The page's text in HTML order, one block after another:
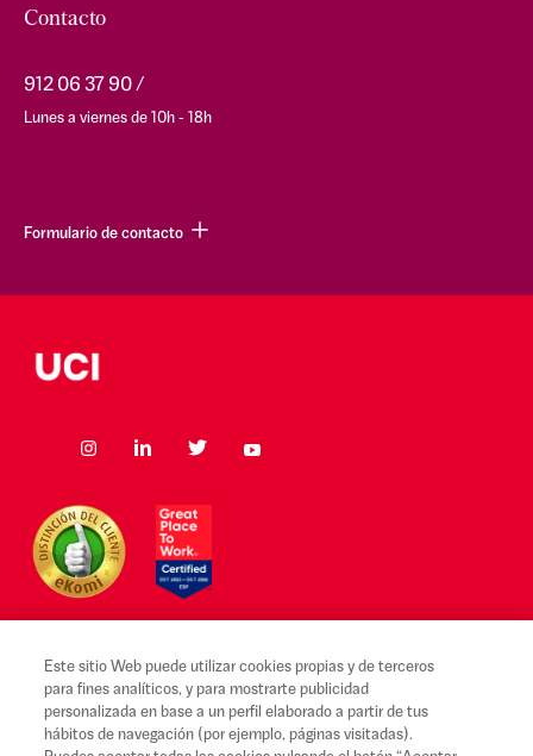
Contacto
912 06 37 90
Lunes a viernes de 10h - 18h
Formulario de contacto
Aviso legal y Condiciones de uso
Este sitio Web puede utilizar cookies propias y de terceros
para fines analíticos, y para mostrarte publicidad
personalizada en base a un perfil elaborado a partir de tus
hábitos de navegación (por ejemplo, páginas visitadas).